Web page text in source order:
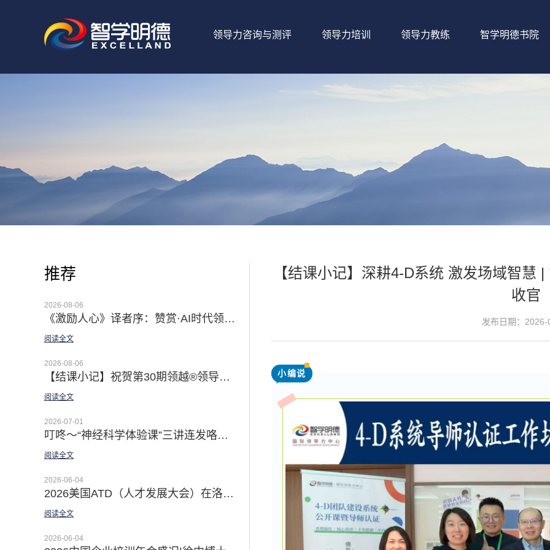
领导力咨询与测评 领导力培训 领导力教练 智学明德书院
推荐
2026-08-06
《激励人心》译者序：赞赏·AI时代领导者最有效的赋能手段 | 祝贺《激励人心》第二版新书上市！
阅读全文
2026-08-06
【结课小记】祝贺第30期领越®领导力公开课暨导师认证课成功举办|深耕十二载 认证导师百余位 卓越领导五种习惯行为®助力在AI时代成就非凡
阅读全文
2026-07-01
叮咚～“神经科学体验课”三讲连发咯｜「佛影漫谈领导力」新品上线 科学提升你的效能与幸福感
阅读全文
2026-06-04
2026美国ATD（人才发展大会）在洛杉矶盛大举行 | AI与领导力主题引领大会
阅读全文
2026-06-04
【结课小记】深耕4-D系统 激发场域智慧
收官
发布日期：2026-
小编说